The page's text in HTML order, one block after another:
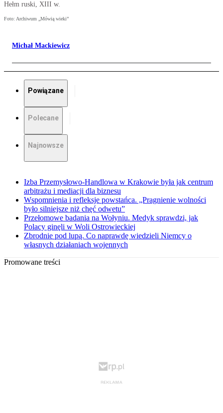
Hełm ruski, XIII w.
Foto: Archiwum „Mówią wieki”
Michał Mackiewicz
Powiązane
Polecane
Najnowsze
Izba Przemysłowo-Handlowa w Krakowie była jak centrum
arbitrażu i mediacji dla biznesu
Wspomnienia i refleksje powstańca. „Pragnienie wolności
było silniejsze niż chęć odwetu”
Przełomowe badania na Wołyniu. Medyk sprawdzi, jak
Polacy ginęli w Woli Ostrowieckiej
Zbrodnie pod lupą. Co naprawdę wiedzieli Niemcy o
własnych działaniach wojennych
Promowane treści